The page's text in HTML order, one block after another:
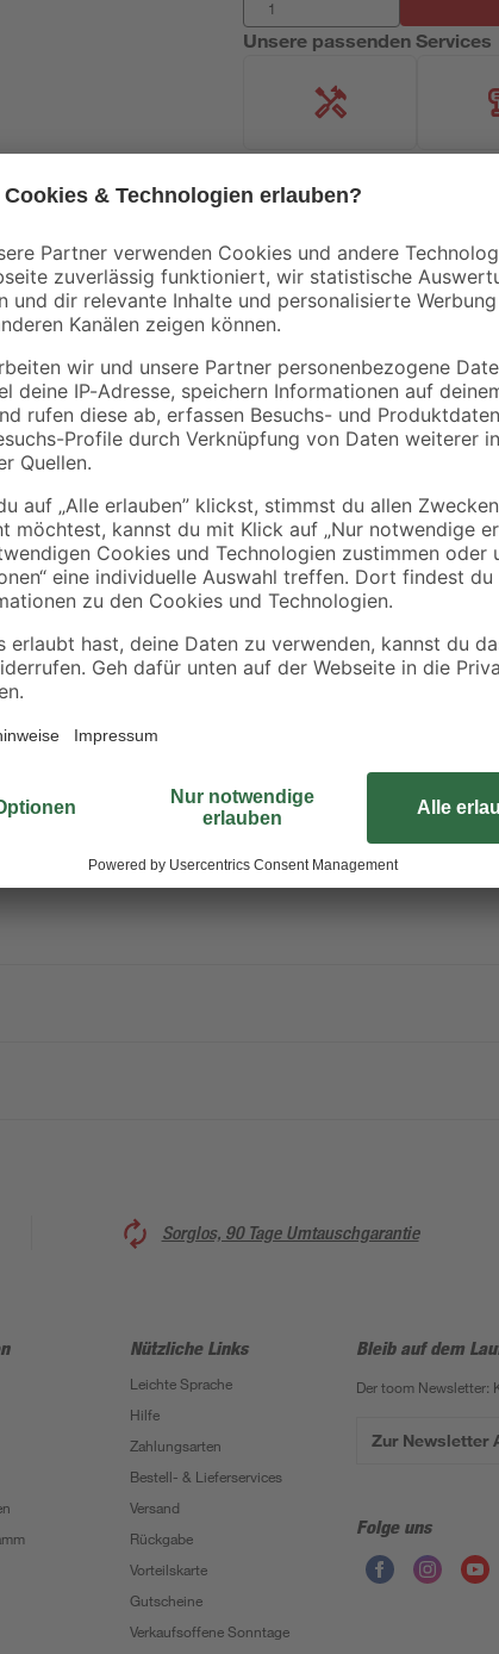
Unsere passenden Services
MEM
Super Haftgrund 5 l
29, 99 €
MEM
Dichtschlämme 25
36, 99 €
mit Teleskopkopf und Kondensatzablauf seitlich
Sorglos, 90 Tage Umtauschgarantie
Nützliche Links
Leichte Sprache
Hilfe
Zahlungsarten
Bestell- & Lieferservices
Versand
Rückgabe
Vorteilskarte
Gutscheine
Verkaufsoffene Sonntage
Bleib auf dem
Der toom Newsletter:
Zur Newsletter
Folge uns